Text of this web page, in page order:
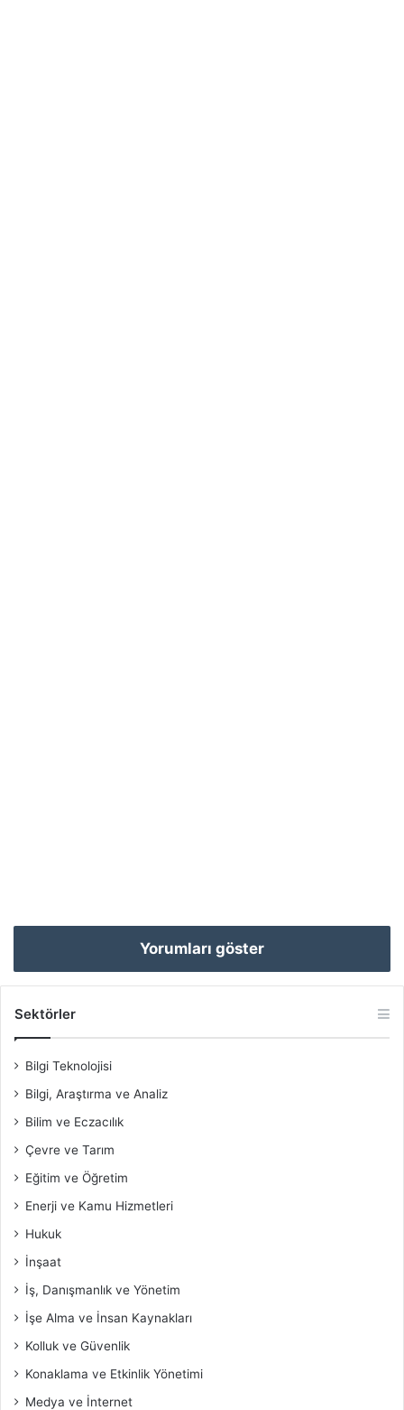
Yorumları göster
Sektörler
Bilgi Teknolojisi
Bilgi, Araştırma ve Analiz
Bilim ve Eczacılık
Çevre ve Tarım
Eğitim ve Öğretim
Enerji ve Kamu Hizmetleri
Hukuk
İnşaat
İş, Danışmanlık ve Yönetim
İşe Alma ve İnsan Kaynakları
Kolluk ve Güvenlik
Konaklama ve Etkinlik Yönetimi
Medya ve İnternet